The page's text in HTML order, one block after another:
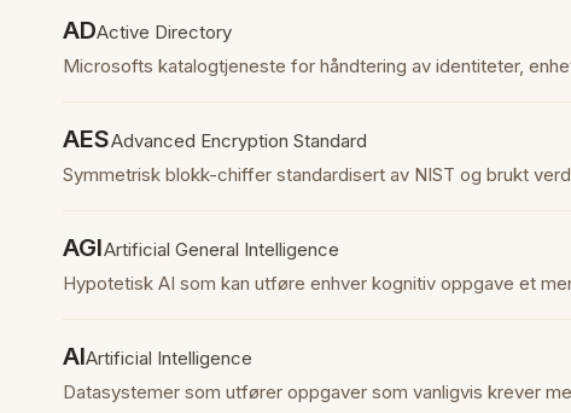
ADActive Directory
Microsofts katalogtjeneste for håndtering av identiteter,
AESAdvanced Encryption Standard
Symmetrisk blokk-chiffer standardisert av NIST og brukt
AGIArtificial General Intelligence
Hypotetisk AI som kan utføre enhver kognitiv oppgave et
AIArtificial Intelligence
Datasystemer som utfører oppgaver som vanligvis krever